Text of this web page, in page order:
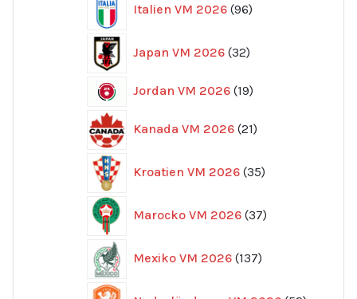
Italien VM 2026 96
produkter
Japan VM 2026 32
produkter
Jordan VM 2026 1919
Kanada VM 2026 21
produkter
Kroatien VM 2026 35
produkter
Marocko VM 2026 37
produkter
Mexiko VM 2026 137
produkter